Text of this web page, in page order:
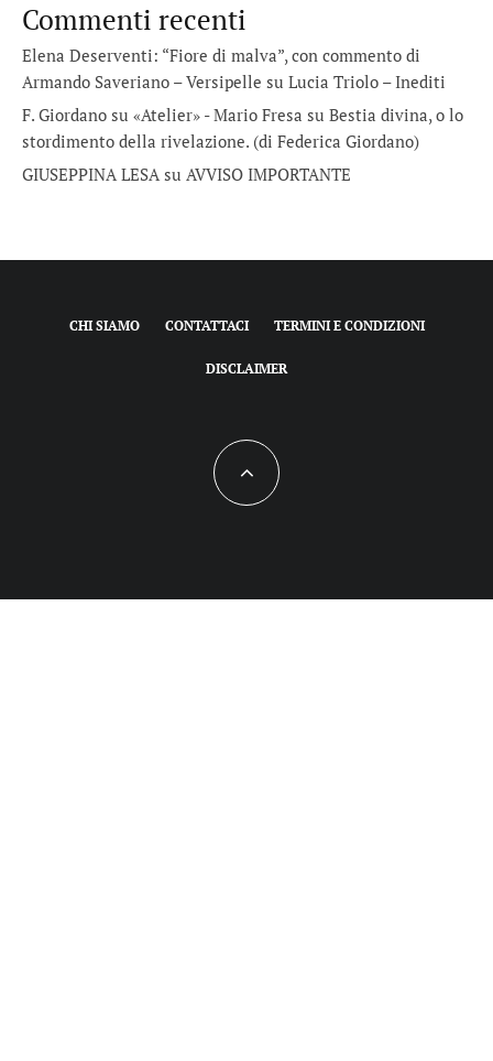
Commenti recenti
Elena Deserventi: “Fiore di malva”, con commento di
Armando Saveriano – Versipelle su Lucia Triolo – Inediti
F. Giordano su «Atelier» - Mario Fresa su Bestia divina, o lo
stordimento della rivelazione. (di Federica Giordano)
GIUSEPPINA LESAsu AVVISO IMPORTANTE
CHI SIAMO CONTATTACI TERMINI E CONDIZIONI
DISCLAIMER